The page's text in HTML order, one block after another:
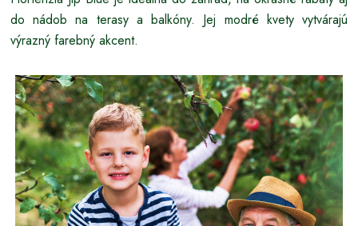
do nádob na terasy a balkóny. Jej modré kvety vytvárajú
výrazný farebný akcent.